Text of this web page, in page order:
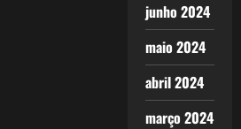
junho 2024
maio 2024
abril 2024
março 2024